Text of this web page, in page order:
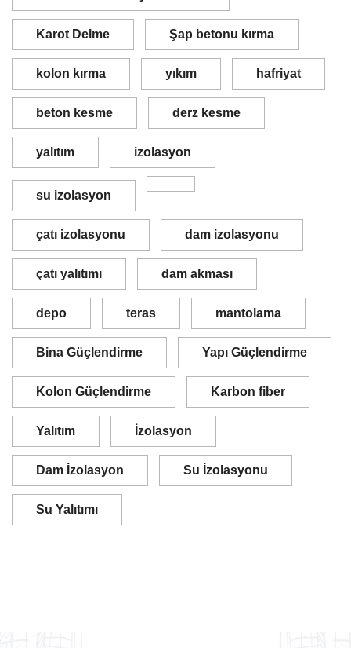
Karot Delme Şap betonu kırma
kolon kırma yıkım hafriyat
beton kesme derz kesme
yalıtım izolasyon
su izolasyon
çatı izolasyonu dam izolasyonu
çatı yalıtımı dam akması
depo teras mantolama
Bina Güçlendirme Yapı Güçlendirme
Kolon Güçlendirme Karbon fiber
Yalıtım İzolasyon
Dam İzolasyon Su İzolasyonu
Su Yalıtımı